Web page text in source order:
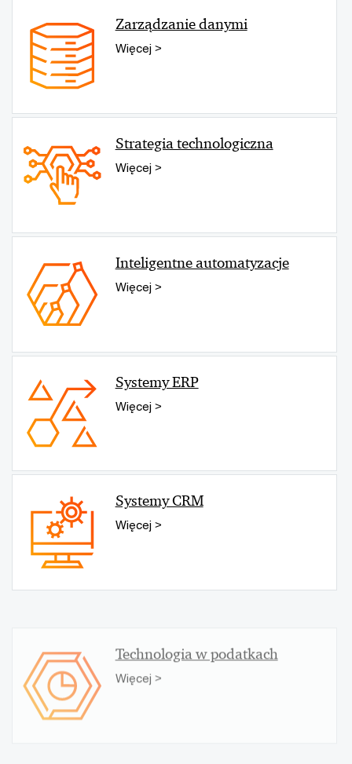
Zarządzanie danymi
Więcej >
Strategia technologiczna
Więcej >
Inteligentne automatyzacje
Więcej >
Systemy ERP
Więcej >
Systemy CRM
Więcej >